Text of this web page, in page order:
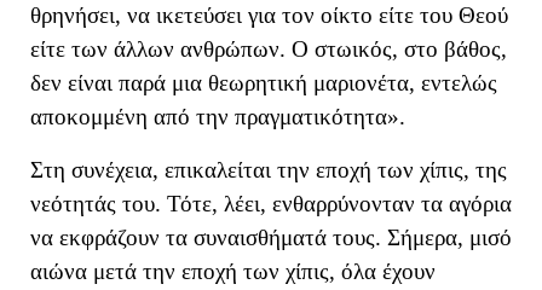
θρηνήσει, να ικετεύσει για τον οίκτο είτε του Θεού
είτε των άλλων ανθρώπων. Ο στωικός, στο βάθος,
δεν είναι παρά μια θεωρητική μαριονέτα, εντελώς
αποκομμένη από την πραγματικότητα».
Στη συνέχεια, επικαλείται την εποχή των χίπις, της
νεότητάς του. Τότε, λέει, ενθαρρύνονταν τα αγόρια
να εκφράζουν τα συναισθήματά τους. Σήμερα, μισό
αιώνα μετά την εποχή των χίπις, όλα έχουν